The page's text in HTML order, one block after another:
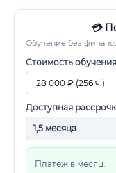
💳
Обучение без
Стоимость
Доступная
Платеж в месяц: